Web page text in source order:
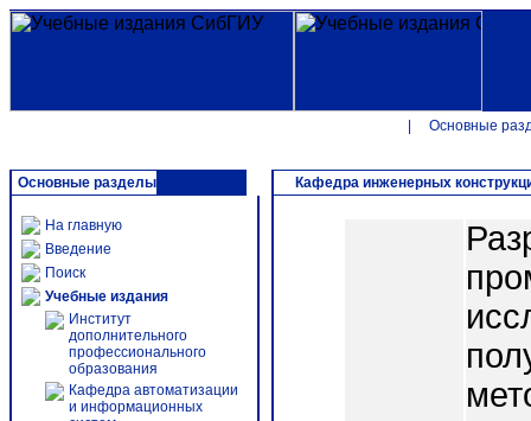
Основные
Основные разделы
На главную
Введение
Поиск
Учебные издания
Институт
дополнительного
профессионального
образования
Кафедра автоматизации
и информационных
Кафедра инженерных